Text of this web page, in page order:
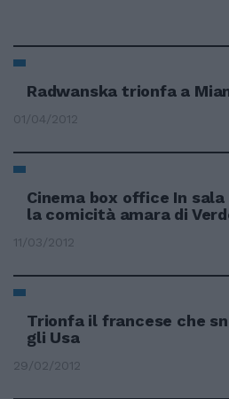
Radwanska trionfa a
01/04/2012
Cinema box office In
la comicità amara di
11/03/2012
Trionfa il francese che
gli Usa
29/02/2012